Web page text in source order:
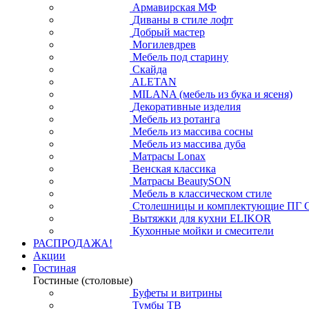
Армавирская МФ
Диваны в стиле лофт
Добрый мастер
Могилевдрев
Мебель под старину
Скайда
ALETAN
MILANA (мебель из бука и ясеня)
Декоративные изделия
Мебель из ротанга
Мебель из массива сосны
Мебель из массива дуба
Матрасы Lonax
Венская классика
Матрасы BeautySON
Мебель в классическом стиле
Столешницы и комплектующие ПГ
Вытяжки для кухни ELIKOR
Кухонные мойки и смесители
РАСПРОДАЖА!
Акции
Гостиная
Гостиные (столовые)
Буфеты и витрины
Тумбы ТВ